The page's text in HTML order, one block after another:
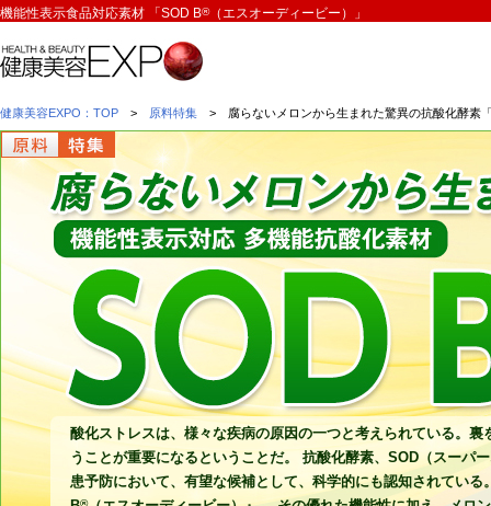
機能性表示食品対応素材 「SOD B®（エスオーディービー）」
健康美容EXPO：TOP > 原料特集 > 腐らないメロンから生まれた驚異の抗酸化酵素
酸化ストレスは、様々な疾病の原因の一つと考えられている。
うことが重要になるということだ。 抗酸化酵素、SOD（スーパ
患予防において、有望な候補として、科学的にも認知されてい
®